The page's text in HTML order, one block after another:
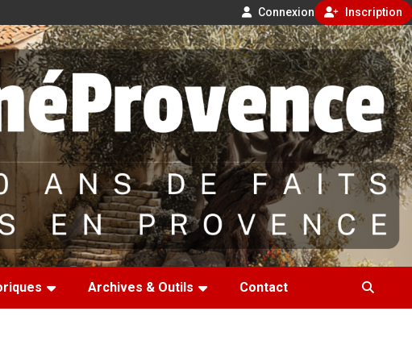
Connexion Inscription
Archives & Outils Contact